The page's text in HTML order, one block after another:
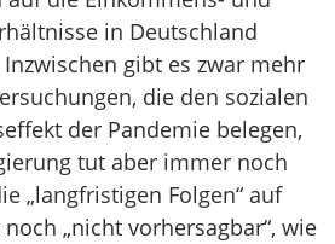
in Deutschland
gibt es zwar mehr
die den sozialen
der Pandemie belegen,
tut aber immer noch
„langfristigen Folgen“ auf
„nicht vorhersagbar“, wie